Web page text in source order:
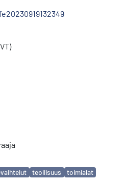
teollisuus
toimialat